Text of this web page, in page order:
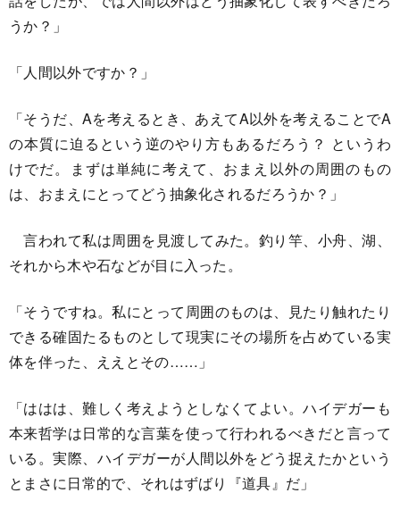
うか？」
「人間以外ですか？」
「そうだ、Aを考えるとき、あえてA以外を考えることでA
の本質に迫るという逆のやり方もあるだろう？ というわ
けでだ。まずは単純に考えて、おまえ以外の周囲のもの
は、おまえにとってどう抽象化されるだろうか？」
言われて私は周囲を見渡してみた。釣り竿、小舟、湖、
それから木や石などが目に入った。
「そうですね。私にとって周囲のものは、見たり触れたり
できる確固たるものとして現実にその場所を占めている実
体を伴った、ええとその……」
「ははは、難しく考えようとしなくてよい。ハイデガーも
本来哲学は日常的な言葉を使って行われるべきだと言って
いる。実際、ハイデガーが人間以外をどう捉えたかという
とまさに日常的で、それはずばり『道具』だ」